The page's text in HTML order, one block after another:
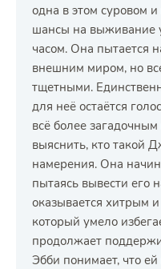
одна в этом суровом
шансы на выживание
часом. Она пытается
внешним миром, но
тщетными.
для неё остаётся
всё более
выяснить, кто такой
намерения. Она
пытаясь вывести его
оказывается хитрым
который умело
продолжает
Эбби понимает, что